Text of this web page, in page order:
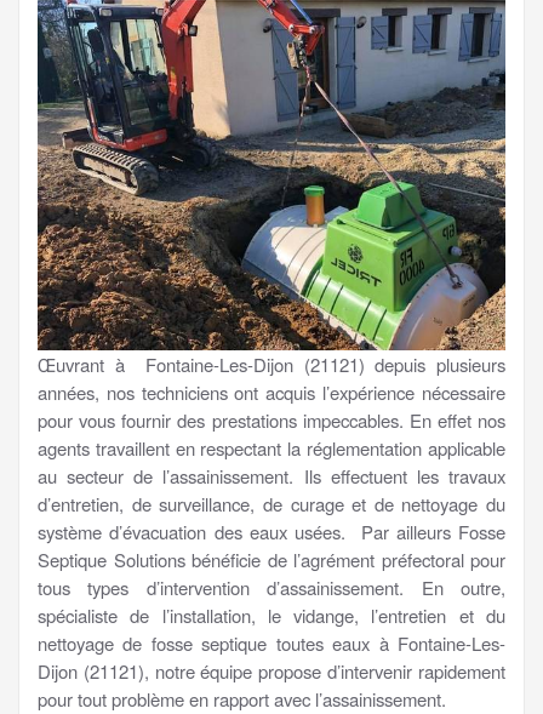
Œuvrant à Fontaine-Les-Dijon (21121) depuis plusieurs
années, nos techniciens ont acquis l’expérience nécessaire
pour vous fournir des prestations impeccables. En effet nos
agents travaillent en respectant la réglementation applicable
au secteur de l’assainissement. Ils effectuent les travaux
d’entretien, de surveillance, de curage et de nettoyage du
système d’évacuation des eaux usées. Par ailleurs Fosse
Septique Solutions bénéficie de l’agrément préfectoral pour
tous types d’intervention d’assainissement. En outre,
spécialiste de l’installation, le vidange, l’entretien et du
nettoyage de fosse septique toutes eaux à Fontaine-Les-
Dijon (21121), notre équipe propose d’intervenir rapidement
pour tout problème en rapport avec l’assainissement.